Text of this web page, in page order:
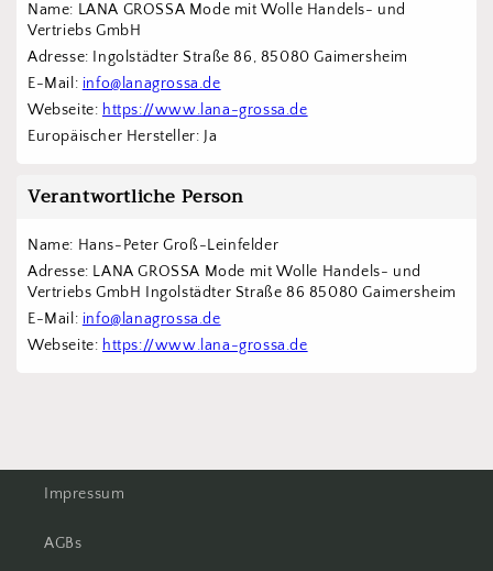
Name: LANA GROSSA Mode mit Wolle Handels- und
Vertriebs GmbH
Adresse: Ingolstädter Straße 86, 85080 Gaimersheim
E-Mail: info@lanagrossa.de
Webseite: https://www.lana-grossa.de
Europäischer Hersteller: Ja
Verantwortliche Person
Name: Hans-Peter Groß-Leinfelder
Adresse: LANA GROSSA Mode mit Wolle Handels- und
Vertriebs GmbH Ingolstädter Straße 86 85080 Gaimersheim
E-Mail: info@lanagrossa.de
Webseite: https://www.lana-grossa.de
Impressum
AGBs